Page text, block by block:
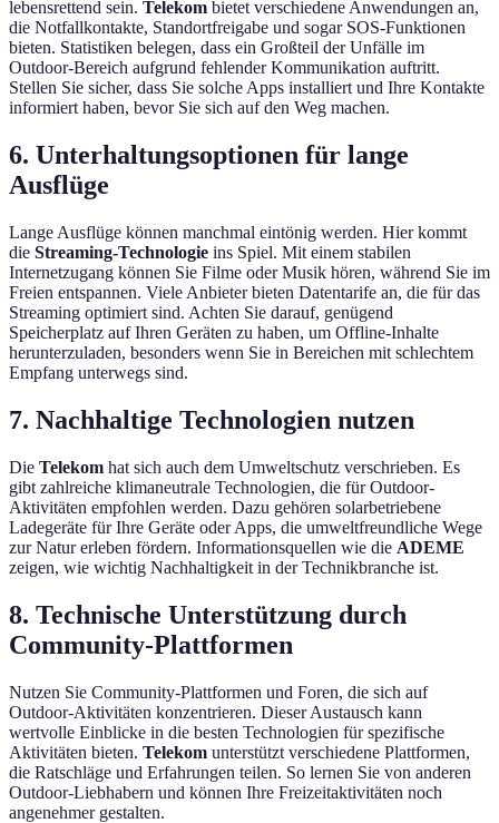
lebensrettend sein. Telekom bietet verschiedene Anwendungen an,
die Notfallkontakte, Standortfreigabe und sogar SOS-Funktionen
bieten. Statistiken belegen, dass ein Großteil der Unfälle im
Outdoor-Bereich aufgrund fehlender Kommunikation auftritt.
Stellen Sie sicher, dass Sie solche Apps installiert und Ihre Kontakte
informiert haben, bevor Sie sich auf den Weg machen.
6. Unterhaltungsoptionen für lange
Ausflüge
Lange Ausflüge können manchmal eintönig werden. Hier kommt
die Streaming-Technologie ins Spiel. Mit einem stabilen
Internetzugang können Sie Filme oder Musik hören, während Sie im
Freien entspannen. Viele Anbieter bieten Datentarife an, die für das
Streaming optimiert sind. Achten Sie darauf, genügend
Speicherplatz auf Ihren Geräten zu haben, um Offline-Inhalte
herunterzuladen, besonders wenn Sie in Bereichen mit schlechtem
Empfang unterwegs sind.
7. Nachhaltige Technologien nutzen
Die Telekom hat sich auch dem Umweltschutz verschrieben. Es
gibt zahlreiche klimaneutrale Technologien, die für Outdoor-
Aktivitäten empfohlen werden. Dazu gehören solarbetriebene
Ladegeräte für Ihre Geräte oder Apps, die umweltfreundliche Wege
zur Natur erleben fördern. Informationsquellen wie die ADEME
zeigen, wie wichtig Nachhaltigkeit in der Technikbranche ist.
8. Technische Unterstützung durch
Community-Plattformen
Nutzen Sie Community-Plattformen und Foren, die sich auf
Outdoor-Aktivitäten konzentrieren. Dieser Austausch kann
wertvolle Einblicke in die besten Technologien für spezifische
Aktivitäten bieten. Telekom unterstützt verschiedene Plattformen,
die Ratschläge und Erfahrungen teilen. So lernen Sie von anderen
Outdoor-Liebhabern und können Ihre Freizeitaktivitäten noch
angenehmer gestalten.